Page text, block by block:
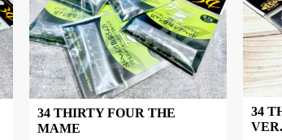
34 THIRTY FOUR THE
MAME
34